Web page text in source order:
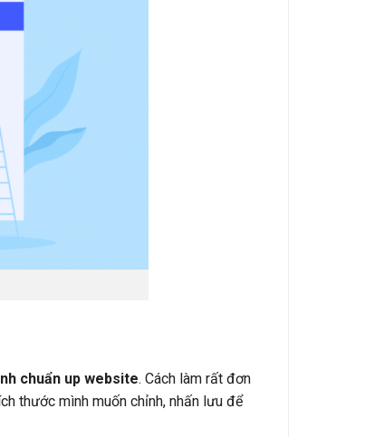
chuẩn up website. Cách làm rất đơn
thước mình muốn chỉnh, nhấn lưu để